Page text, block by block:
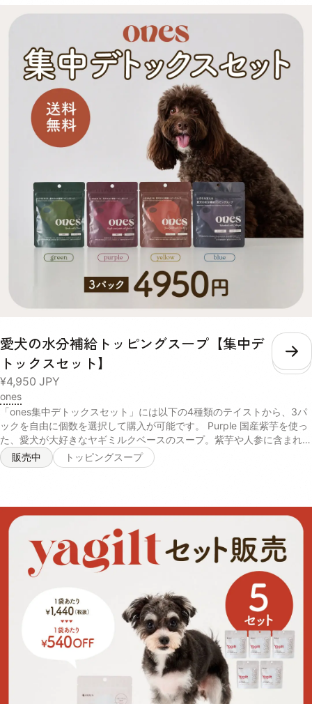
いくので日々愛犬の身体を観察しながら量はご調整くださいませ。 成
分値 100gパック内（季節により食材のもつ水分量によって多少前後し
ますが具材がおよそ50g、スープがおよそ50gとなります）お肉に関し
ましては、無投薬飼育の若鶏のむね肉のみを脂質の多い皮を取り除き、
1パックにつき35グラム使用しております。●チキン【酵素玄米メニュ
ー】エネルギー75タンパク質8.67g脂質0.76g炭水化物8.19g糖質
7.27g【有機さつまいもメニュー】エネルギー87タンパク質8.4g脂質
0.64g炭水化物7.91g糖質6.8g●ポーク【酵素玄米メニュー】エネルギ
ー83.5タンパク質8.53g脂質2.09g炭水化物8.26g糖質7.34g【有機さ
つまいもメニュー】エネルギー86.5タンパク質8.26g脂質1.97g炭水化
物7.98g糖質6.93g
の腎臓や尿路の健康を保ちます。 【サツマイモ末、脱脂米ぬか、かぼ
ちゃパウダー、小豆パウダー、ホエイパウダー、本葛粉、クランベリー
濃縮果汁、マルトデキストリン(一部に乳成分を含む)】 Green 天然の
旨味たっぷり！北海道産昆布とチーズの香りが食欲をそそるスープ。パ
パイヤ酵素や乳酸菌、食物繊維が愛犬の口内環境をケアし、お腹の調子
を整えます。 【チーズパウダー、ゴボウ末、脱脂米ぬか、昆布末、パ
パイヤ末、マイタケ子実体パウダー(一部に乳成分を含む)】 Blue 毎日
の散歩をサポートするカルシウムなどの栄養素が豊富な鰹節を使ったス
ープ。コラーゲンペプチドとアセチルグルコサミンを配合し、日々の健
康維持や、愛犬の元気をサポートします。 【かつお節パウダー、乾燥
マッシュポテトパウダー、フィッシュコラーゲンペプチド、N-アセチ
ルグルコサミン、ホワイトキクラゲ抽出物】 Purple Yellow Green Blue
水分 4.0% 4.9% 5.6% 4.5% 粗たん白質 13.7% 11.9% 18.8% 63.5% 粗
脂肪 9.7% 1.6% 14.4% 2.5% 粗繊維 1.9% 2.4% 3.8% 0.6% 粗灰分
9.0% 5.0% 12.4% 2.9% リン 600mg/40g 352mg/40g 520mg/40g
116mg/40g 熱量 158kcal/40g 148kcal/40g 160kcal/40g
153kcal/40g 内容量 40g×1パック 賞味期限 / 保存方法 未開封の状態
で製造から2年。 パウチの口をしっかりと決めて、日光・高温多湿の場
所を避けて保存し、開封後は賞味期限にしっかりと早めにお使いくださ
い。 給与 愛犬の体重に合わせた必要な水分量や、普段飲んでいるお水
の量によって、スープを考える量は違います。 愛犬の身体の状態をよ
く見ながら、不足している水分を補うように考慮して量を調整してくだ
1010ml〜 3セット
愛犬の水分補給トッピングスープ【集中デ
トックスセット】
¥4,950 JPY
こ
ones
「ones集中デトックスセット」には以下の4種類のテイストから、3パ
ックを自由に個数を選択して購入が可能です。 Purple 国産紫芋を使っ
た、愛犬が大好きなヤギミルクベースのスープ。紫芋や人参に含まれる
アントシアニンやβカロテンが、肝臓や目の健康を維持します。 【ヤギ
乳、にんじんパウダー、脱脂米ぬか、ムラサキ芋パウダー、ポークパウ
ランベリーのキナ酸などの成分が、愛犬の腎臓や尿路の健康を保ちま
す。 【サツマイモ末、脱脂米ぬか、かぼちゃパウダー、小豆パウダ
ー、ホエイパウダー、本葛粉、クランベリー濃縮果汁、マルトデキスト
リン(一部に乳成分を含む)】 Green 天然の旨みたっぷり！北海道産昆
布とチーズの香りが食欲をそそるスープ。パパイヤ酵素や乳酸菌、食物
繊維が愛犬の口内環境をケアし、お腹の調子を整えます。 【チーズパ
ウダー、ゴボウ末、脱脂米ぬか、昆布末、パパイヤ末、マイタケ子実体
パウダー(一部に乳成分を含む)】 Blue 毎日の散歩をサポートするカル
シウムなどの栄養素が豊富な鰹節を使ったスープ。コラーゲンペプチド
とアセチルグルコサミンを配合し、日々の健康維持や、愛犬の元気をサ
ポートします。 【かつお節パウダー、乾燥マッシュポテトパウダー、
フィッシュコラーゲンペプチド、N-アセチルグルコサミン、ホワイト
キクラゲ抽出物】 Purple Yellow Green Blue 水分 4.0% 4.9% 5.6%
4.5% 粗たん白質 13.7% 11.9% 18.8% 63.5% 粗脂肪 9.7% 1.6% 14.4%
販売中 トッピングスープ